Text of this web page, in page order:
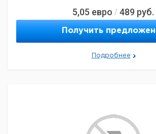
5,05 евро / 489 руб.
Получить
Подробнее